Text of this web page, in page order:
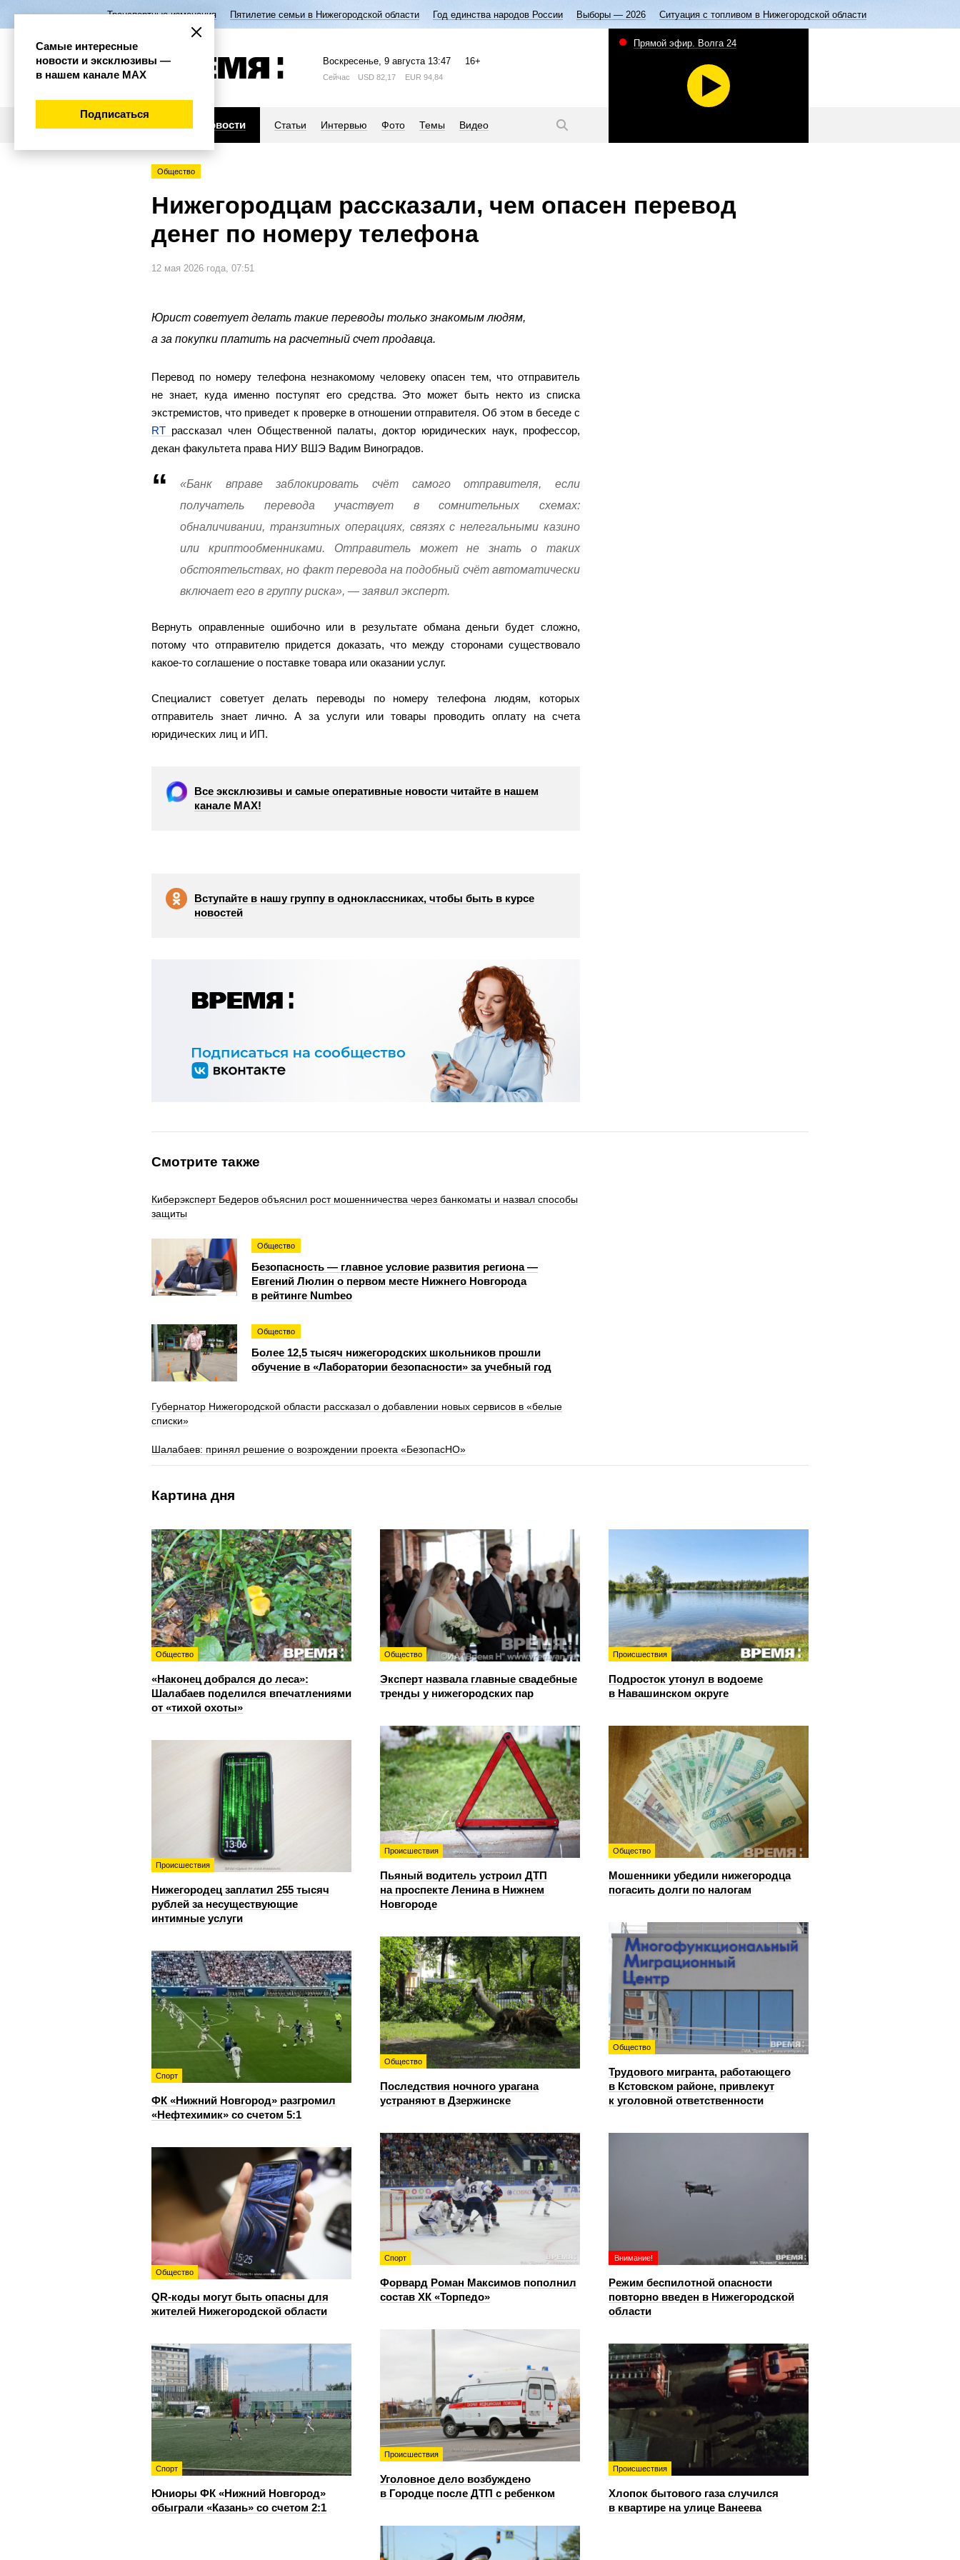
Транспортные изменения Пятилетие семьи в Нижегородской области Год единства народов России Выборы — 2026 Ситуация с топливом в Нижегородской области
Воскресенье, 9 августа 13:47 16+
Сейчас USD 82,17 EUR 94,84
Новости Статьи Интервью Фото Темы Видео
Прямой эфир. Волга 24
Общество
Нижегородцам рассказали, чем опасен перевод
денег по номеру телефона
12 мая 2026 года, 07:51
Юрист советует делать такие переводы только знакомым людям,
а за покупки платить на расчетный счет продавца.
Перевод по номеру телефона незнакомому человеку опасен тем, что отправитель
не знает, куда именно поступят его средства. Это может быть некто из списка
экстремистов, что приведет к проверке в отношении отправителя. Об этом в беседе с
RT рассказал член Общественной палаты, доктор юридических наук, профессор,
декан факультета права НИУ ВШЭ Вадим Виноградов.
«Банк вправе заблокировать счёт самого отправителя, если
получатель перевода участвует в сомнительных схемах:
обналичивании, транзитных операциях, связях с нелегальными казино
или криптообменниками. Отправитель может не знать о таких
обстоятельствах, но факт перевода на подобный счёт автоматически
включает его в группу риска», — заявил эксперт.
Вернуть оправленные ошибочно или в результате обмана деньги будет сложно,
потому что отправителю придется доказать, что между сторонами существовало
какое-то соглашение о поставке товара или оказании услуг.
Специалист советует делать переводы по номеру телефона людям, которых
отправитель знает лично. А за услуги или товары проводить оплату на счета
юридических лиц и ИП.
Все эксклюзивы и самые оперативные новости читайте в нашем
канале МАХ!
Вступайте в нашу группу в одноклассниках, чтобы быть в курсе
новостей
Смотрите также
Киберэксперт Бедеров объяснил рост мошенничества через банкоматы и назвал способы
защиты
Общество
Безопасность — главное условие развития региона —
Евгений Люлин о первом месте Нижнего Новгорода
в рейтинге Numbeo
Общество
Более 12,5 тысяч нижегородских школьников прошли
обучение в «Лаборатории безопасности» за учебный год
Губернатор Нижегородской области рассказал о добавлении новых сервисов в «белые
списки»
Шалабаев: принял решение о возрождении проекта «БезопасНО»
Картина дня
Общество
«Наконец добрался до леса»:
Шалабаев поделился впечатлениями
от «тихой охоты»
Общество
Эксперт назвала главные свадебные
тренды у нижегородских пар
Происшествия
Подросток утонул в водоеме
в Навашинском округе
Происшествия
Пьяный водитель устроил ДТП
на проспекте Ленина в Нижнем
Новгороде
Общество
Мошенники убедили нижегородца
погасить долги по налогам
Происшествия
Нижегородец заплатил 255 тысяч
рублей за несуществующие
интимные услуги
Общество
Трудового мигранта, работающего
в Кстовском районе, привлекут
к уголовной ответственности
Общество
Последствия ночного урагана
устраняют в Дзержинске
Спорт
ФК «Нижний Новгород» разгромил
«Нефтехимик» со счетом 5:1
Спорт
Форвард Роман Максимов пополнил
состав ХК «Торпедо»
Внимание!
Режим беспилотной опасности
повторно введен в Нижегородской
области
Общество
QR-коды могут быть опасны для
жителей Нижегородской области
Происшествия
Уголовное дело возбуждено
в Городце после ДТП с ребенком
Спорт
Юниоры ФК «Нижний Новгород»
обыграли «Казань» со счетом 2:1
Происшествия
Хлопок бытового газа случился
в квартире на улице Ванеева
Самые интересные
новости и эксклюзивы —
в нашем канале МАХ
Подписаться